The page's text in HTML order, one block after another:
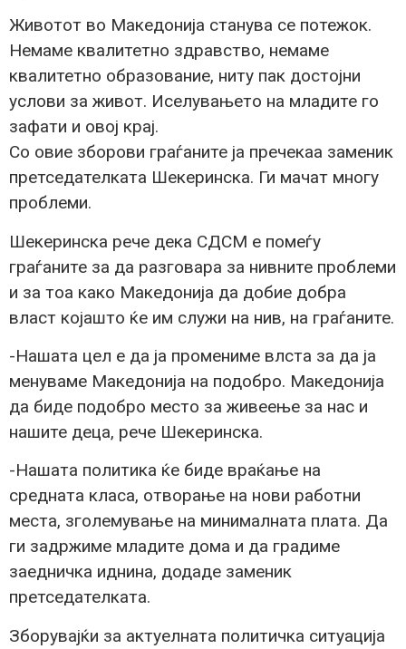
Животот во Македонија станува се потежок.
Немаме квалитетно здравство, немаме
квалитетно образование, ниту пак достојни
услови за живот. Иселувањето на младите го
зафати и овој крај.
Со овие зборови граѓаните ја пречекаа заменик
претседателката Шекеринска. Ги мачат многу
проблеми.
Шекеринска рече дека СДСМ е помеѓу
граѓаните за да разговара за нивните проблеми
и за тоа како Македонија да добие добра
власт којашто ќе им служи на нив, на граѓаните.
-Нашата цел е да ја промениме влста за да ја
менуваме Македонија на подобро. Македонија
да биде подобро место за живеење за нас и
нашите деца, рече Шекеринска.
-Нашата политика ќе биде враќање на
средната класа, отворање на нови работни
места, зголемување на минималната плата. Да
ги задржиме младите дома и да градиме
заедничка иднина, додаде заменик
претседателката.
Зборувајќи за актуелната политичка ситуација